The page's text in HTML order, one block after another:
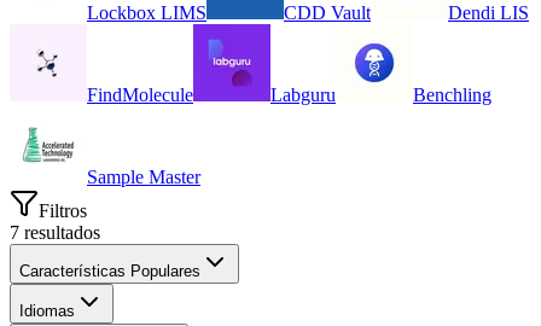
Lockbox LIMS CDD Vault Dendi LIS
FindMolecule Labguru Benchling
Sample Master
Filtros
7 resultados
Características Populares
Idiomas